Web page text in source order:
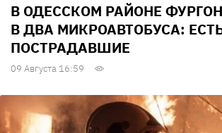
В ОДЕССКОМ РАЙОНЕ
В ДВА МИКРОАВТОБУСА:
ПОСТРАДАВШИЕ
09 Августа 16:59